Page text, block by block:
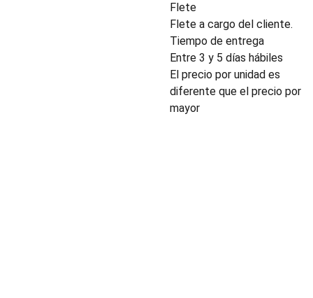
Flete
Flete a cargo del cliente.
Tiempo de entrega
Entre 3 y 5 días hábiles
El precio por unidad es
diferente que el precio por
mayor